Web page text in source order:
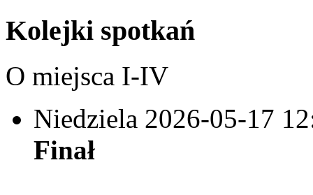
Kolejki spotkań
O miejsca I-IV
Niedziela 2026-05-17
Finał